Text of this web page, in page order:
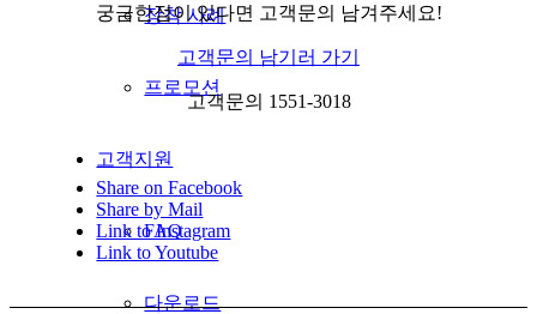
장착 사례
프로모션
고객지원
FAQ
다운로드
궁금한점이 있다면 고객문의 남겨주세요!
고객문의 남기러 가기
고객문의 1551-3018
Share on Facebook
Share by Mail
Link to Instagram
Link to Youtube